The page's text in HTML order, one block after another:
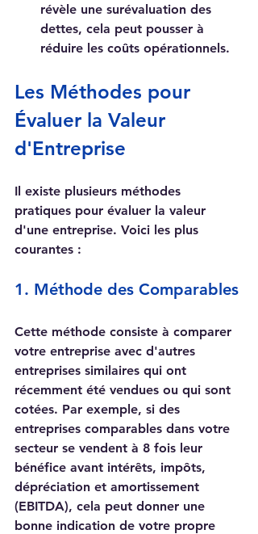
révèle une surévaluation des
dettes, cela peut pousser à
réduire les coûts opérationnels.
Les Méthodes pour
Évaluer la Valeur
d'Entreprise
Il existe plusieurs méthodes
pratiques pour évaluer la valeur
d'une entreprise. Voici les plus
courantes :
1. Méthode des Comparables
Cette méthode consiste à comparer
votre entreprise avec d'autres
entreprises similaires qui ont
récemment été vendues ou qui sont
cotées. Par exemple, si des
entreprises comparables dans votre
secteur se vendent à 8 fois leur
bénéfice avant intérêts, impôts,
dépréciation et amortissement
(EBITDA), cela peut donner une
bonne indication de votre propre